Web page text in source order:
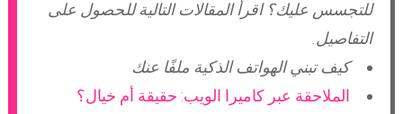
للتجسس عليك؟ اقرأ المقالات التالية للحصول على
التفاصيل.
كيف تبني الهواتف الذكية ملفًا عنك
الملاحقة عبر كاميرا الويب: حقيقة أم خيال؟